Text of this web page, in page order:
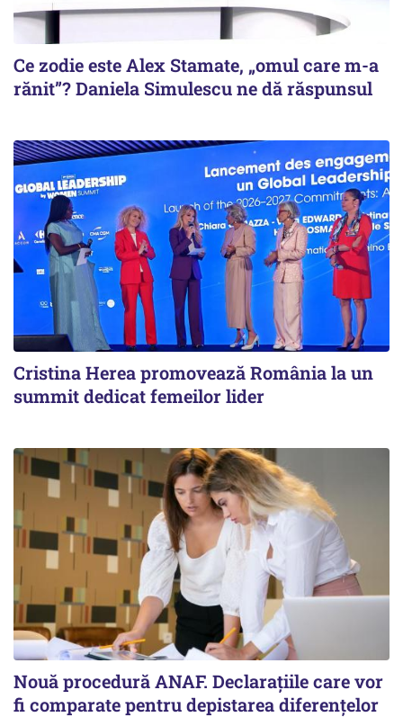
Ce zodie este Alex Stamate, „omul care m-a
rănit”? Daniela Simulescu ne dă răspunsul
Cristina Herea promovează România la un
summit dedicat femeilor lider
Nouă procedură ANAF. Declarațiile care vor
fi comparate pentru depistarea diferențelor